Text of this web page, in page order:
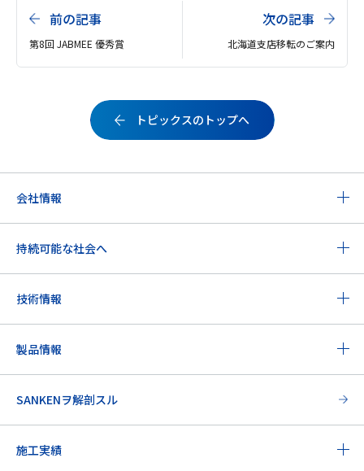
前の記事
第8回 JABMEE 優秀賞
次の記事
北海道支店移転のご案内
トピックスのトップへ
会社情報
持続可能な社会へ
技術情報
製品情報
SANKENヲ解剖スル
施工実績